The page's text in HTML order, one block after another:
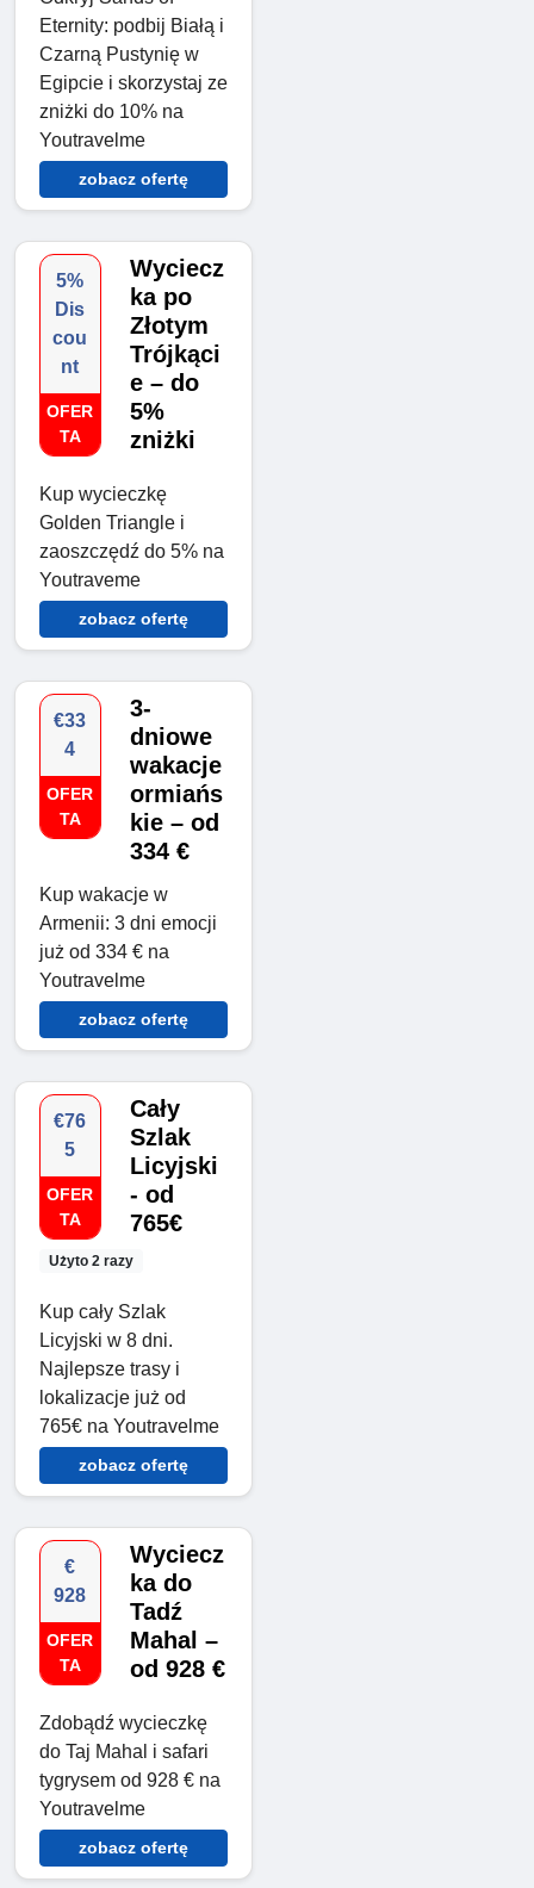
Eternity: podbij Białą i
Czarną Pustynię w
Egipcie i skorzystaj ze
zniżki do 10% na
Youtravelme
zobacz ofertę
5%
Dis
cou
nt
OFER
TA
Wyciecz
ka po
Złotym
Trójkąci
e – do
5%
zniżki
Kup wycieczkę
Golden Triangle i
zaoszczędź do 5% na
Youtraveme
zobacz ofertę
€33
4
OFER
TA
3-
dniowe
wakacje
ormiańs
kie – od
334 €
Kup wakacje w
Armenii: 3 dni emocji
już od 334 € na
Youtravelme
zobacz ofertę
€76
5
OFER
TA
Użyto 2 razy
Cały
Szlak
Licyjski
- od
765€
Kup cały Szlak
Licyjski w 8 dni.
Najlepsze trasy i
lokalizacje już od
765€ na Youtravelme
zobacz ofertę
€
928
OFER
TA
Wyciecz
ka do
Tadź
Mahal –
od 928 €
Zdobądź wycieczkę
do Taj Mahal i safari
tygrysem od 928 € na
Youtravelme
zobacz ofertę